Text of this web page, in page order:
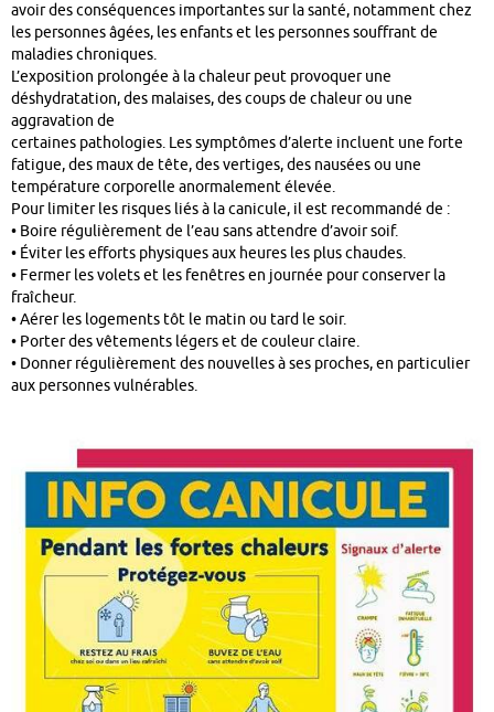
avoir des conséquences importantes sur la santé, notamment chez
les personnes âgées, les enfants et les personnes souffrant de
maladies chroniques.
L’exposition prolongée à la chaleur peut provoquer une
déshydratation, des malaises, des coups de chaleur ou une
aggravation de
certaines pathologies. Les symptômes d’alerte incluent une forte
fatigue, des maux de tête, des vertiges, des nausées ou une
température corporelle anormalement élevée.
Pour limiter les risques liés à la canicule, il est recommandé de :
• Boire régulièrement de l’eau sans attendre d’avoir soif.
• Éviter les efforts physiques aux heures les plus chaudes.
• Fermer les volets et les fenêtres en journée pour conserver la
fraîcheur.
• Aérer les logements tôt le matin ou tard le soir.
• Porter des vêtements légers et de couleur claire.
• Donner régulièrement des nouvelles à ses proches, en particulier
aux personnes vulnérables.